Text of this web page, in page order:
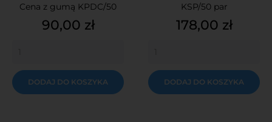
Cena z gumą KPDC/50
Cena
90,00 zł
DODAJ DO KOSZYKA
KSP/50 par
Cena
178,00 zł
DODAJ DO KOSZYKA